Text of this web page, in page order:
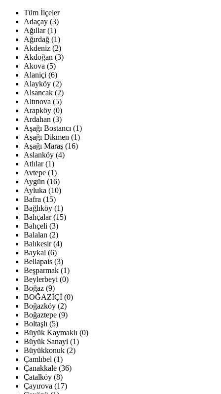
Tüm İlçeler
Adaçay (3)
Ağıllar (1)
Ağırdağ (1)
Akdeniz (2)
Akdoğan (3)
Akova (5)
Alaniçi (6)
Alayköy (2)
Alsancak (2)
Altınova (5)
Arapköy (0)
Ardahan (3)
Aşağı Bostancı (1)
Aşağı Dikmen (1)
Aşağı Maraş (16)
Aslanköy (4)
Atlılar (1)
Avtepe (1)
Aygün (16)
Ayluka (10)
Bafra (15)
Bağlıköy (1)
Bahçalar (15)
Bahçeli (3)
Balalan (2)
Balıkesir (4)
Baykal (6)
Bellapais (3)
Beşparmak (1)
Beylerbeyi (0)
Boğaz (9)
BOĞAZİÇİ (0)
Boğazköy (2)
Boğaztepe (9)
Boltaşlı (5)
Büyük Kaymaklı (0)
Büyük Sanayi (1)
Büyükkonuk (2)
Çamlıbel (1)
Çanakkale (36)
Çatalköy (8)
Çayırova (17)